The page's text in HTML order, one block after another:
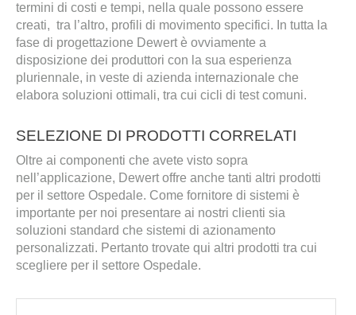
termini di costi e tempi, nella quale possono essere
creati, tra l’altro, profili di movimento specifici. In tutta la
fase di progettazione Dewert è ovviamente a
disposizione dei produttori con la sua esperienza
pluriennale, in veste di azienda internazionale che
elabora soluzioni ottimali, tra cui cicli di test comuni.
SELEZIONE DI PRODOTTI CORRELATI
Oltre ai componenti che avete visto sopra
nell’applicazione, Dewert offre anche tanti altri prodotti
per il settore Ospedale. Come fornitore di sistemi è
importante per noi presentare ai nostri clienti sia
soluzioni standard che sistemi di azionamento
personalizzati. Pertanto trovate qui altri prodotti tra cui
scegliere per il settore Ospedale.